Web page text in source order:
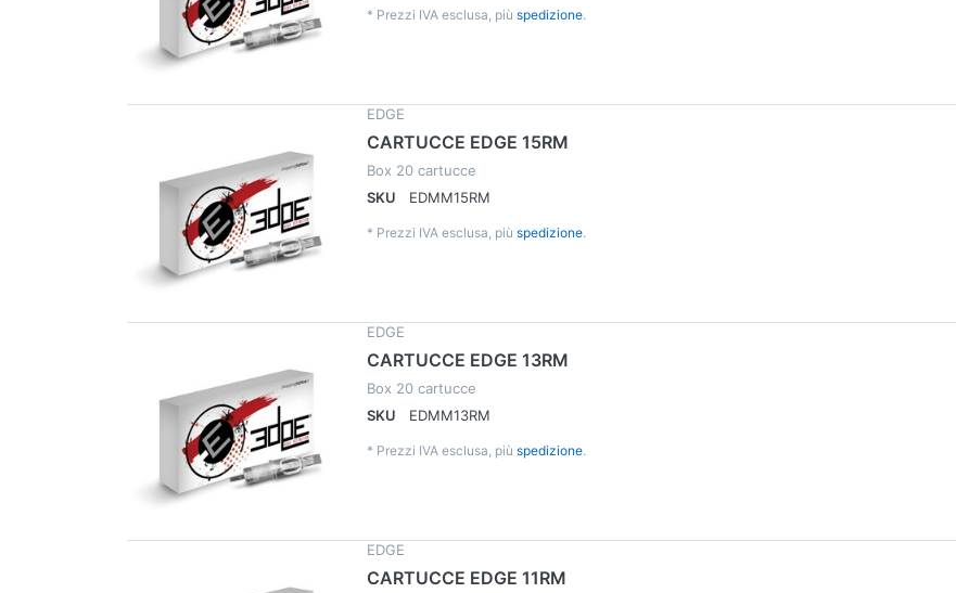
* Prezzi IVA esclusa, più spedizione.
EDGE
CARTUCCE EDGE 15RM
Box 20 cartucce
SKU
EDMM15RM
* Prezzi IVA esclusa, più spedizione.
EDGE
CARTUCCE EDGE 13RM
Box 20 cartucce
SKU
EDMM13RM
* Prezzi IVA esclusa, più spedizione.
EDGE
CARTUCCE EDGE 11RM